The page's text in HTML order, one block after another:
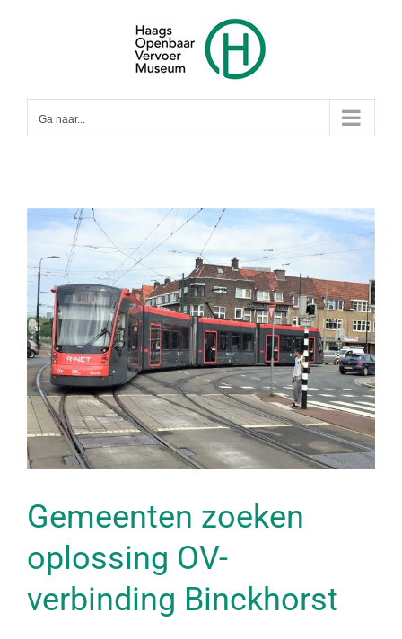
Ga naar...
Gemeenten zoeken
oplossing OV-
verbinding Binckhorst